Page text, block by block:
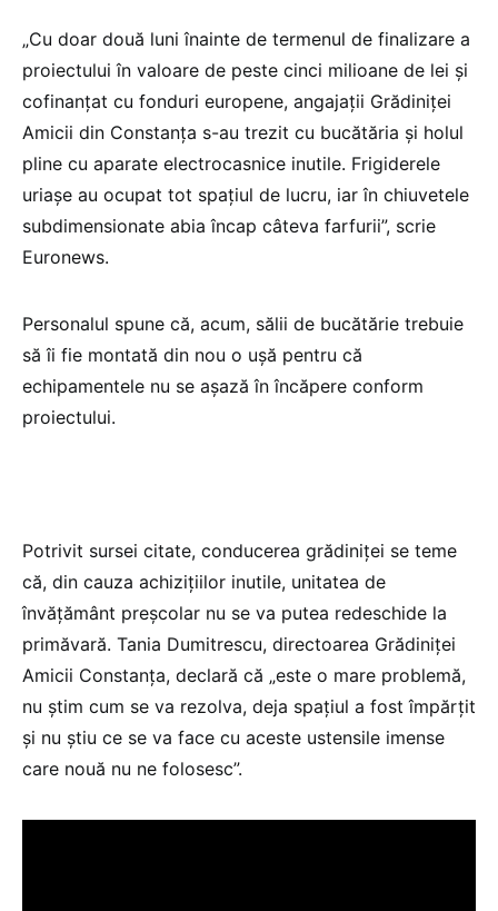
„Cu doar două luni înainte de termenul de finalizare a
proiectului în valoare de peste cinci milioane de lei și
cofinanțat cu fonduri europene, angajații Grădiniței
Amicii din Constanța s-au trezit cu bucătăria și holul
pline cu aparate electrocasnice inutile. Frigiderele
uriașe au ocupat tot spațiul de lucru, iar în chiuvetele
subdimensionate abia încap câteva farfurii”, scrie
Euronews.
Personalul spune că, acum, sălii de bucătărie trebuie
să îi fie montată din nou o ușă pentru că
echipamentele nu se așază în încăpere conform
proiectului.
Potrivit sursei citate, conducerea grădiniței se teme
că, din cauza achizițiilor inutile, unitatea de
învățământ preșcolar nu se va putea redeschide la
primăvară. Tania Dumitrescu, directoarea Grădiniței
Amicii Constanța, declară că „este o mare problemă,
nu știm cum se va rezolva, deja spațiul a fost împărțit
și nu știu ce se va face cu aceste ustensile imense
care nouă nu ne folosesc”.